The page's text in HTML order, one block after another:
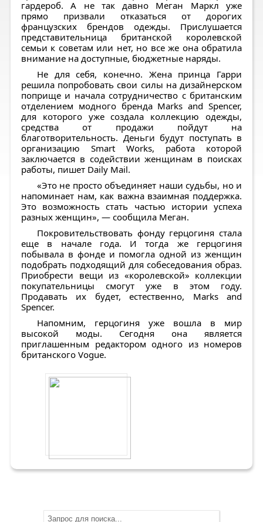
гардероб. А не так давно Меган Маркл уже
прямо призвали отказаться от дорогих
французских брендов одежды. Прислушается
представительница британской королевской
семьи к советам или нет, но все же она обратила
внимание на доступные, бюджетные наряды.
Не для себя, конечно. Жена принца Гарри
решила попробовать свои силы на дизайнерском
поприще и начала сотрудничество с британским
отделением модного бренда Marks and Spencer,
для которого уже создала коллекцию одежды,
средства от продажи пойдут на
благотворительность. Деньги будут поступать в
организацию Smart Works, работа которой
заключается в содействии женщинам в поисках
работы, пишет Daily Mail.
«Это не просто объединяет наши судьбы, но и
напоминает нам, как важна взаимная поддержка.
Это возможность стать частью истории успеха
разных женщин», — сообщила Меган.
Покровительствовать фонду герцогиня стала
еще в начале года. И тогда же герцогиня
побывала в фонде и помогла одной из женщин
подобрать подходящий для собеседования образ.
Приобрести вещи из «королевской» коллекции
покупательницы смогут уже в этом году.
Продавать их будет, естественно, Мarks and
Spencer.
Напомним, герцогиня уже вошла в мир
высокой моды. Сегодня она является
приглашенным редактором одного из номеров
британского Vogue.